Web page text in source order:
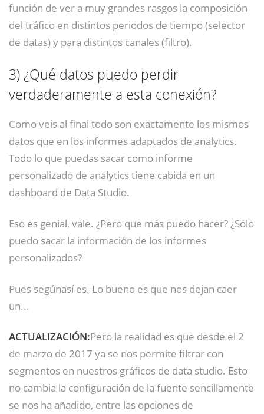
función de ver a muy grandes rasgos la composición
del tráfico en distintos periodos de tiempo (selector
de datas) y para distintos canales (filtro).
3)¿Qué datos puedo perdir
verdaderamente a esta conexión?
Como veis al final todo son exactamente los mismos
datos que en los informes adaptados de analytics.
Todo lo que puedas sacar como informe
personalizado de analytics tiene cabida en un
dashboard de Data Studio.
Eso es genial, vale. ¿Pero que más puedo hacer? ¿Sólo
puedo sacar la información de los informes
personalizados?
Pues segúnasí es. Lo bueno es que nos dejan caer
un...
ACTUALIZACIÓN:Pero la realidad es que desde el 2
de marzo de 2017 ya se nos permite filtrar con
segmentos en nuestros gráficos de data studio. Esto
no cambia la configuración de la fuente sencillamente
se nos ha añadido, entre las opciones de